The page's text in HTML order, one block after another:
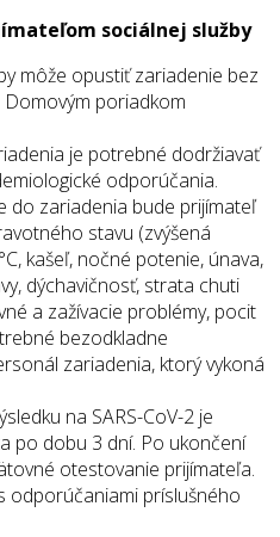
sociálnej služby
môže opustiť zariadenie bez
poriadkom
je potrebné dodržiavať
odporúčania.
do zariadenia bude prijímateľ
stavu (zvýšená
kašeľ, nočné potenie, únava,
dýchavičnosť, strata chuti
a zažívacie problémy, pocit
bezodkladne
zariadenia, ktorý vykoná
na SARS-CoV-2 je
po dobu 3 dní. Po ukončení
otestovanie prijímateľa.
odporúčaniami príslušného